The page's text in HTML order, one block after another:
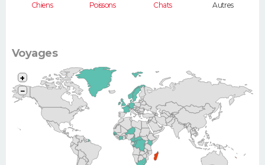
Chiens Poissons Chats Autres
Voyages
+
−